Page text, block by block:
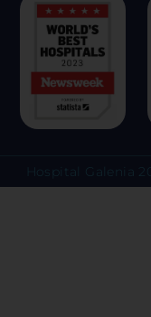
Hospital Galenia